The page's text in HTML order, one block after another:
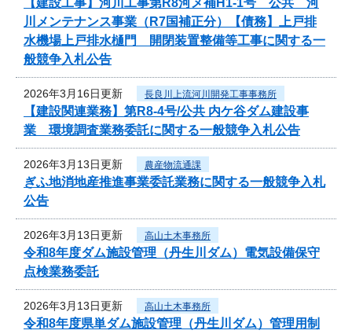
川メンテナンス事業（R7国補正分）【債務】上戸排
水機場上戸排水樋門 開閉装置整備等工事に関する一
般競争入札公告
2026年3月16日更新 長良川上流河川開発工事事務所
【建設関連業務】第R8-4号/公共 内ケ谷ダム建設事
業 環境調査業務委託に関する一般競争入札公告
2026年3月13日更新 農産物流通課
ぎふ地消地産推進事業委託業務に関する一般競争入札
公告
2026年3月13日更新 高山土木事務所
令和8年度ダム施設管理（丹生川ダム）電気設備保守
点検業務委託
2026年3月13日更新 高山土木事務所
令和8年度県単ダム施設管理（丹生川ダム）管理用制